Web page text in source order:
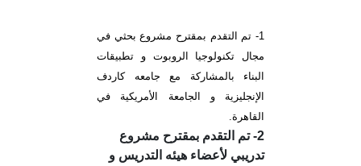
1- تم التقدم بمقترح مشروع بحثي في
مجال تكنولوجيا الروبوت و تطبيقات
البناء بالمشاركة مع جامعه كاردف
الإنجليزية و الجامعة الأمريكية في
القاهرة.
2- تم التقدم بمقترح مشروع
تدريبي لأعضاء هيئه التدريس و